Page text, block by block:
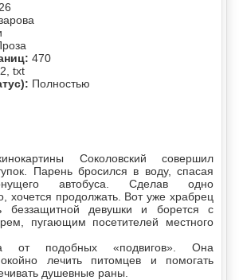
470
txt
Полностью
Соколовский совершил
Парень бросился в воду, спасая
автобуса. Сделав одно
хочется продолжать. Вот уже храбрец
беззащитной девушки и борется с
пугающим посетителей местного
от подобных «подвигов». Она
лечить питомцев и помогать
душевные раны.